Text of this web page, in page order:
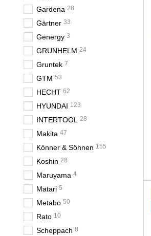
Gardena 28
Gärtner 33
Genergy 3
GRUNHELM 24
Gruntek 7
GTM 53
HECHT 62
HYUNDAI 123
INTERTOOL 28
Makita 47
Könner & Söhnen 155
Koshin 28
Maruyama 4
Matari 5
Metabo 50
Rato 10
Scheppach 8